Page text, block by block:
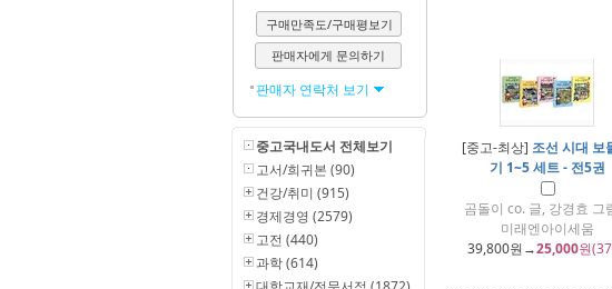
구매만족도/구매평보기
판매자에게 문의하기
판매자 연락처 보기
중고국내도서 전체보기
고서/희귀본 (90)
건강/취미 (915)
경제경영 (2579)
고전 (440)
과학 (614)
[중고-최상] 조선 시대 보
기 1~5 세트 - 전5권
곰돌이 co. 글, 강경효 그
미래엔아이세움
39,800원→25,000원